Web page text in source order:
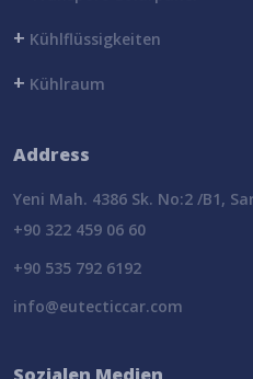
+ Kühlflüssigkeiten
+ Kühlraum
Address
Yeni Mah. 4386 Sk. No:2 /B1,
+90 322 459 06 60
+90 535 792 6192
info@eutecticcar.com